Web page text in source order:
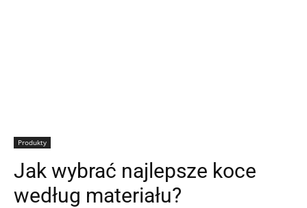
Produkty
Jak wybrać najlepsze koce
według materiału?